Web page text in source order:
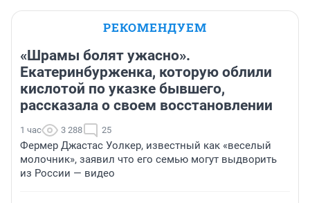
РЕКОМЕНДУЕМ
«Шрамы болят ужасно».
Екатеринбурженка, которую облили
кислотой по указке бывшего,
рассказала о своем восстановлении
1 час 3 288 25
Фермер Джастас Уолкер, известный как «веселый
молочник», заявил что его семью могут выдворить
из России — видео